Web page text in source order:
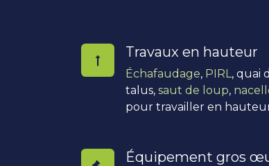
Travaux en hauteur
Échafaudage, PIRL, quai
talus, saut de loup,
pour travailler en
Équipement gros